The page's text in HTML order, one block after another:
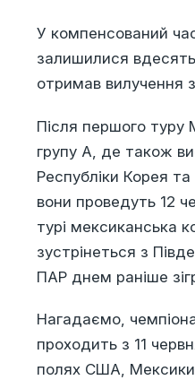
У компенсований
залишилися
отримав вилучення
Після першого туру
групу А, де також
Республіки Корея та
вони проведуть 12
турі мексиканська
зустрінеться з
ПАР днем раніше
Нагадаємо,
проходить з 11
полях США, Мексики